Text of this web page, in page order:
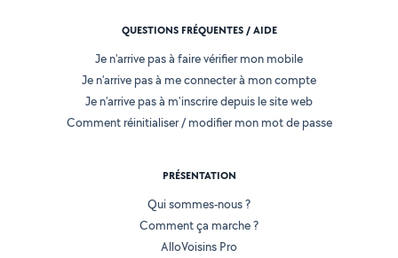
QUESTIONS FRÉQUENTES / AIDE
Je n'arrive pas à faire vérifier mon mobile
Je n'arrive pas à me connecter à mon compte
Je n'arrive pas à m'inscrire depuis le site web
Comment réinitialiser / modifier mon mot de passe
PRÉSENTATION
Qui sommes-nous ?
Comment ça marche ?
AlloVoisins Pro